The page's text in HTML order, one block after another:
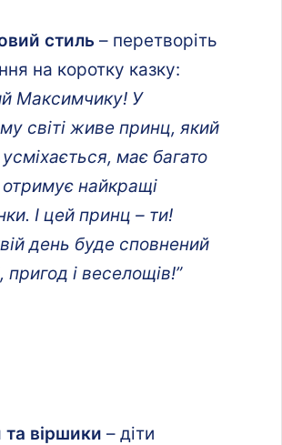
стиль – перетворіть
на коротку казку:
Максимчику! У
світі живе принц, який
має багато
отримує найкращі
І цей принц – ти!
день буде сповнений
пригод і веселощів!”
віршики – діти